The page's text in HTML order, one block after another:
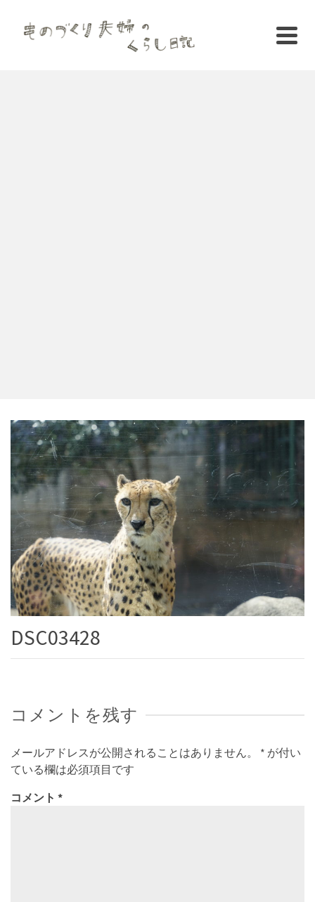
DSC03428
コメントを残す
メールアドレスが公開されることはありません。 * が付い
ている欄は必須項目です
コメント *